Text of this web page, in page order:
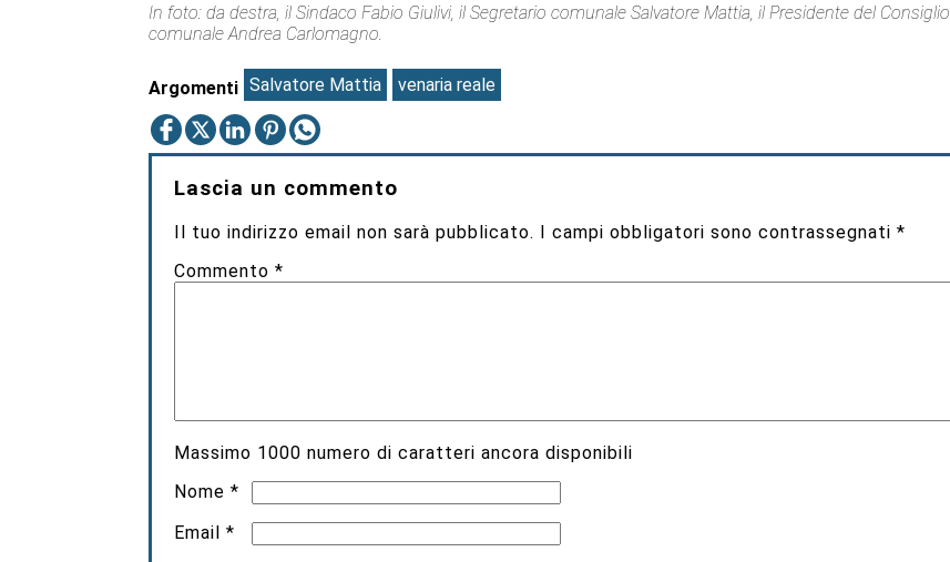
In foto: da destra, il Sindaco Fabio Giulivi, il Segretario comunale Salvatore Mattia, il Presidente del Consiglio
comunale Andrea Carlomagno.
Argomenti Salvatore Mattia venaria reale
Lascia un commento
Il tuo indirizzo email non sarà pubblicato. I campi obbligatori sono contrassegnati*
Commento*
Massimo 1000 numero di caratteri ancora disponibili
Nome*
Email*